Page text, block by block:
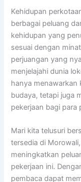
Kehidupan
berbagai peluang
kehidupan yang
sesuai dengan
perjuangan yang
menjelajahi dunia
hanya menawarkan
budaya, tetapi juga
pekerjaan bagi para
Mari kita telusuri
tersedia di
meningkatkan
pekerjaan ini.
pembaca dapat